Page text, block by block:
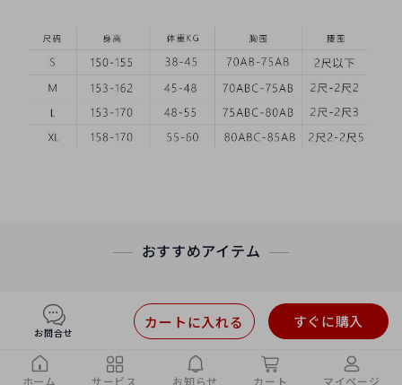
おすすめアイテム
お問合せ
すぐに購入
カートに入れる
ホーム サービス お知らせ カート マイページ